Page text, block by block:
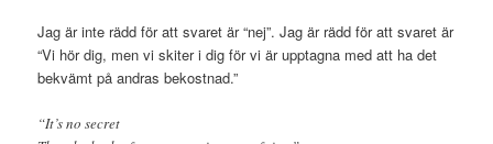
Jag är inte rädd för att svaret är “nej”. Jag är rädd för att svaret är
“Vi hör dig, men vi skiter i dig för vi är upptagna med att ha det
bekvämt på andras bekostnad.”
“It’s no secret